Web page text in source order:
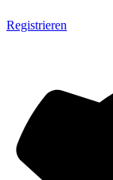
Registrieren